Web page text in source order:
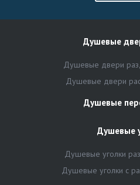
Душевые
Душевые двери
Душевые двери
Душевые
Душевые
Душевые уголки
Душевые уголки с